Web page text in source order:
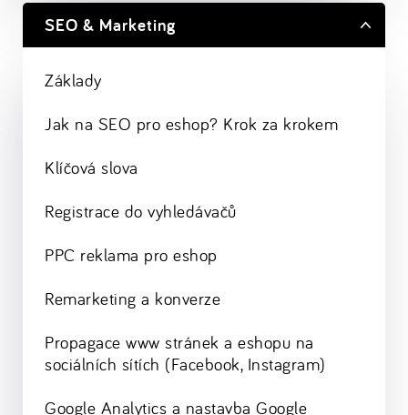
SEO & Marketing
Základy
Jak na SEO pro eshop? Krok za krokem
Klíčová slova
Registrace do vyhledávačů
PPC reklama pro eshop
Remarketing a konverze
Propagace www stránek a eshopu na
sociálních sítích (Facebook, Instagram)
Google Analytics a nastavba Google